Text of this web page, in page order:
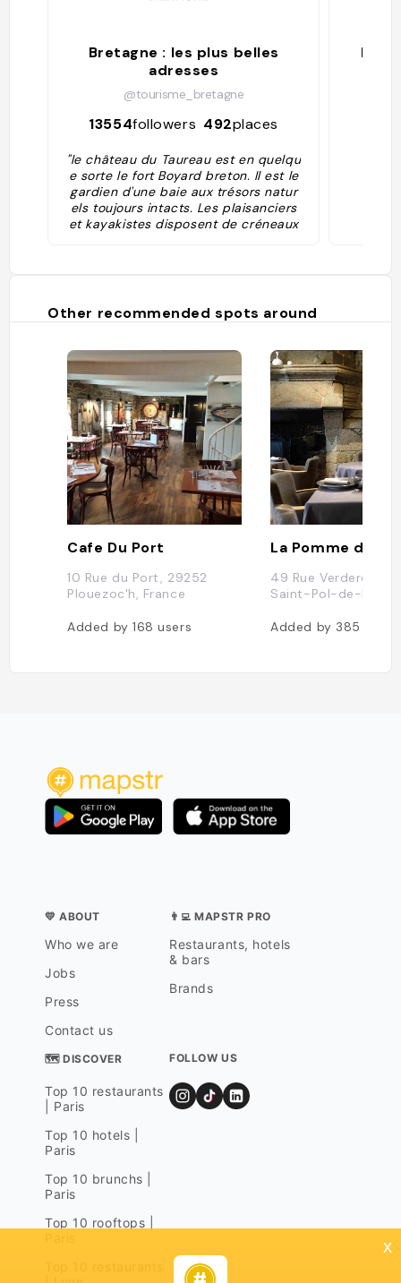
Bretagne : les plus belles
adresses
@tourisme_bretagne
13554followers 492places
"le château du Taureau est en quelqu
e sorte le fort Boyard breton. Il est le
gardien d'une baie aux trésors natur
els toujours intacts. Les plaisanciers
et kayakistes disposent de créneaux
Other recommended spots around
Cafe Du Port
10 Rue du Port, 29252
Plouezoc'h, France
Added by168users
La Pomme d'Api
49 Rue Verderel,
Saint-Pol-de-Léon,
Added by 385
💛 ABOUT
Who we are
Jobs
Press
Contact us
👨‍💻 MAPSTR PRO
Restaurants, hotels
& bars
Brands
🗺 DISCOVER
Top 10 restaurants
| Paris
Top 10 hotels |
Paris
Top 10 brunchs |
Paris
Top 10 rooftops |
FOLLOW US
x